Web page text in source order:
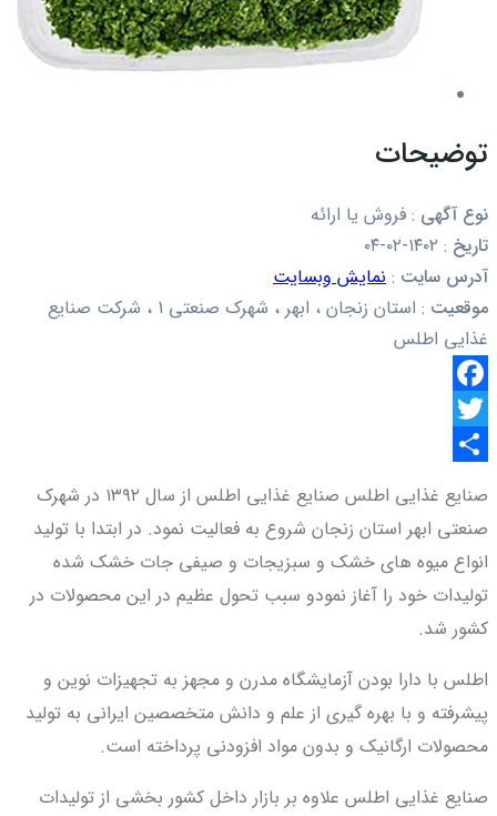
توضیحات
نوع آگهی : فروش یا ارائه
تاریخ :
آدرس سایت : نمایش وبسایت
موقعیت :
استان زنجان ، ابهر ، شهرک صنعتی 1 ، شرکت صنایع
غذایی اطلس
Facebook
Twitter
گذاری
صنایع غذایی اطلس صنایع غذایی اطلس از سال ۱۳۹۲ در شهرک
صنعتی ابهر استان زنجان شروع به فعالیت نمود. در ابتدا با تولید
انواع میوه های خشک و سبزیجات و صیفی جات خشک شده
تولیدات خود را آغاز نمودو سبب تحول عظیم در این محصولات در
کشور شد.
اطلس با دارا بودن آزمایشگاه مدرن و مجهز به تجهیزات نوین و
پیشرفته و با بهره گیری از علم و دانش متخصصین ایرانی به تولید
محصولات ارگانیک و بدون مواد افزودنی پرداخته است.
صنایع غذایی اطلس علاوه بر بازار داخل کشور بخشی از تولیدات